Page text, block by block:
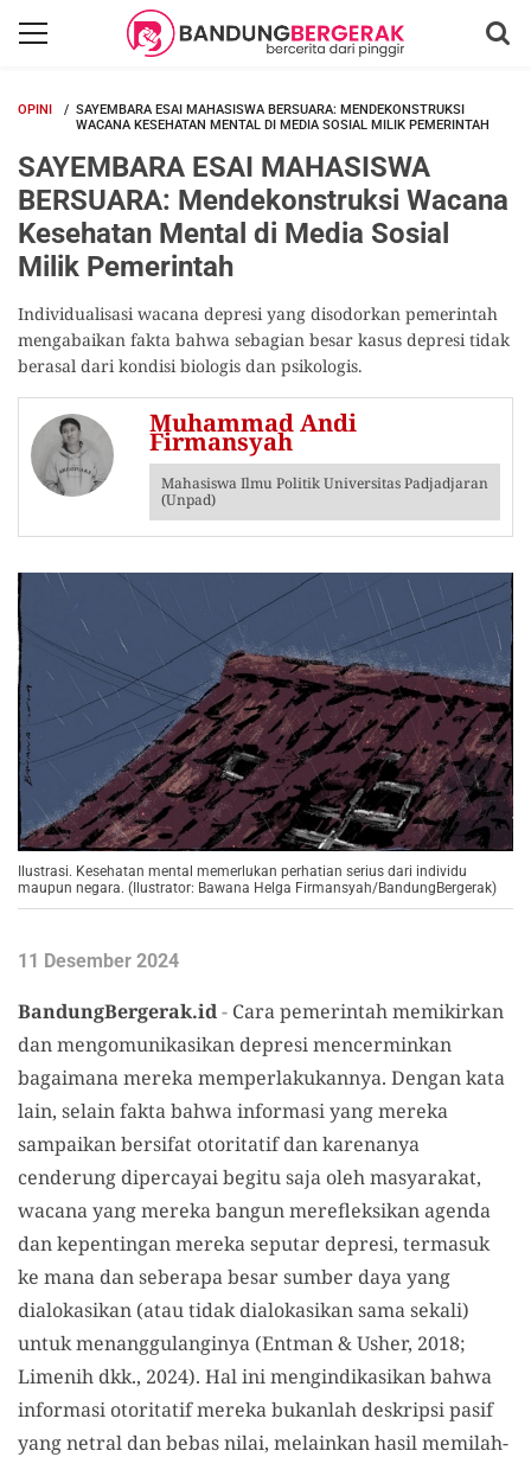
OPINI
SAYEMBARA ESAI MAHASISWA BERSUARA: MENDEKONSTRUKSI
WACANA KESEHATAN MENTAL DI MEDIA SOSIAL MILIK PEMERINTAH
SAYEMBARA ESAI MAHASISWA
BERSUARA: Mendekonstruksi Wacana
Kesehatan Mental di Media Sosial
Milik Pemerintah
Individualisasi wacana depresi yang disodorkan pemerintah
mengabaikan fakta bahwa sebagian besar kasus depresi tidak
berasal dari kondisi biologis dan psikologis.
Muhammad Andi
Firmansyah
Mahasiswa Ilmu Politik Universitas Padjadjaran
(Unpad)
Ilustrasi. Kesehatan mental memerlukan perhatian serius dari individu
maupun negara. (Ilustrator: Bawana Helga Firmansyah/BandungBergerak)
11 Desember 2024
BandungBergerak.id- Cara pemerintah memikirkan
dan mengomunikasikan depresi mencerminkan
bagaimana mereka memperlakukannya. Dengan kata
lain, selain fakta bahwa informasi yang mereka
sampaikan bersifat otoritatif dan karenanya
cenderung dipercayai begitu saja oleh masyarakat,
wacana yang mereka bangun merefleksikan agenda
dan kepentingan mereka seputar depresi, termasuk
ke mana dan seberapa besar sumber daya yang
dialokasikan (atau tidak dialokasikan sama sekali)
untuk menanggulanginya (Entman & Usher, 2018;
Limenih dkk., 2024). Hal ini mengindikasikan bahwa
informasi otoritatif mereka bukanlah deskripsi pasif
yang netral dan bebas nilai, melainkan hasil memilah-